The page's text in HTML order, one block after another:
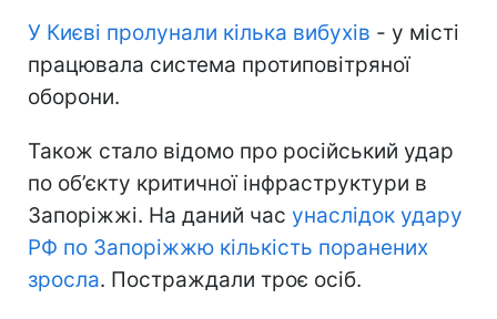
У Києві пролунали кілька вибухів - у місті
працювала система протиповітряної
оборони.
Також стало відомо про російський удар
по об’єкту критичної інфраструктури в
Запоріжжі. На даний час унаслідок удару
РФ по Запоріжжю кількість поранених
зросла. Постраждали троє осіб.